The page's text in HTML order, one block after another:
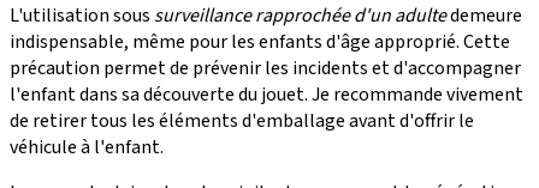
L'utilisation sous surveillance rapprochée d'un adultedemeure
indispensable, même pour les enfants d'âge approprié. Cette
précaution permet de prévenir les incidents et d'accompagner
l'enfant dans sa découverte du jouet. Je recommande vivement
de retirer tous les éléments d'emballage avant d'offrir le
véhicule à l'enfant.